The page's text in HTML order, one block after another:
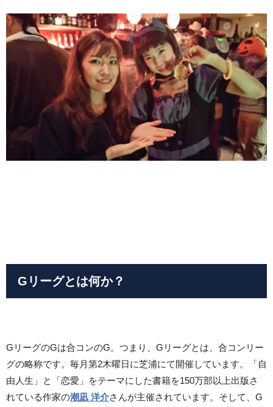
Gリーグとは何か？
GリーグのGは合コンのG。つまり、Gリーグとは、合コンリー
グの略称です。毎月第2木曜日に芝浦にて開催しています。「自
由人生」と「恋愛」をテーマにした書籍を150万部以上出版さ
れている作家の潮凪 洋介さんが主催されています。そして、G